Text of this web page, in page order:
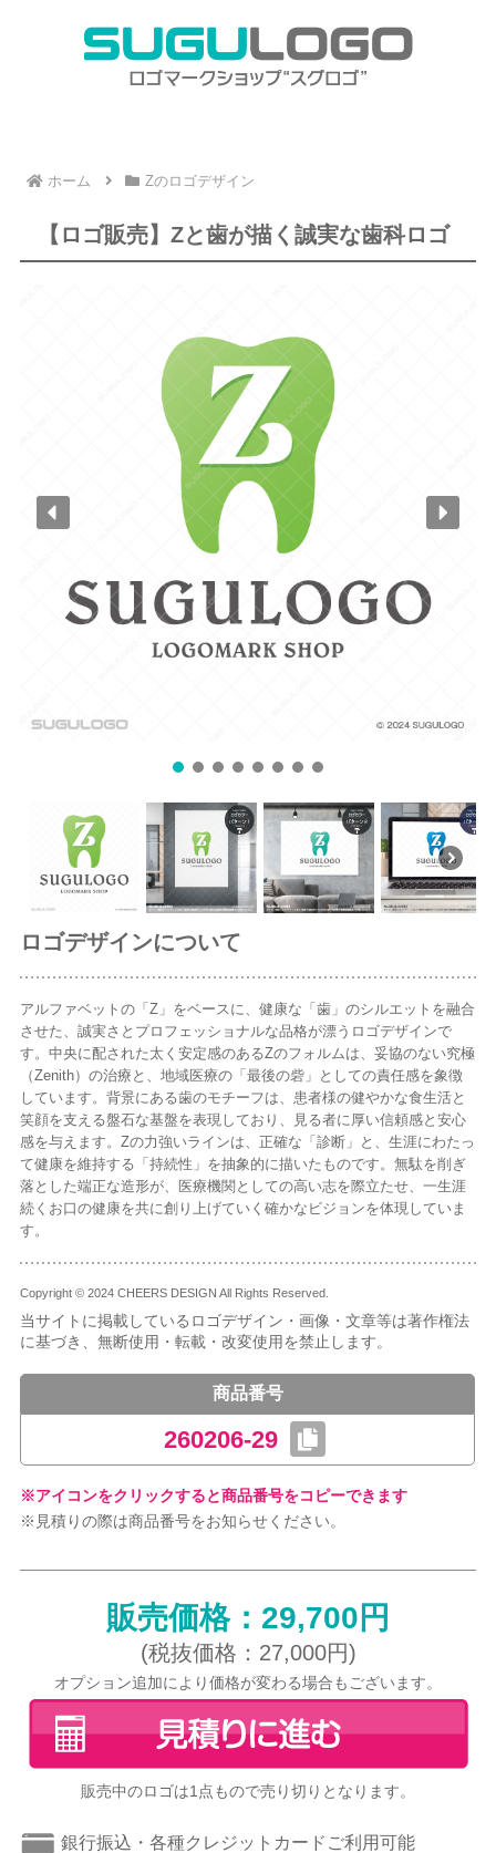
ホーム Zのロゴデザイン
【ロゴ販売】Zと歯が描く誠実な歯科ロゴ
ロゴデザインについて
アルファベットの「Z」をベースに、健康な「歯」のシルエットを融合
させた、誠実さとプロフェッショナルな品格が漂うロゴデザインで
す。中央に配された太く安定感のあるZのフォルムは、妥協のない究極
（Zenith）の治療と、地域医療の「最後の砦」としての責任感を象徴
しています。背景にある歯のモチーフは、患者様の健やかな食生活と
笑顔を支える盤石な基盤を表現しており、見る者に厚い信頼感と安心
感を与えます。Zの力強いラインは、正確な「診断」と、生涯にわたっ
て健康を維持する「持続性」を抽象的に描いたものです。無駄を削ぎ
落とした端正な造形が、医療機関としての高い志を際立たせ、一生涯
続くお口の健康を共に創り上げていく確かなビジョンを体現していま
す。
Copyright © 2024 CHEERS DESIGN All Rights Reserved.
当サイトに掲載しているロゴデザイン・画像・文章等は著作権法
に基づき、無断使用・転載・改変使用を禁止します。
商品番号
260206-29
※アイコンをクリックすると商品番号をコピーできます
※見積りの際は商品番号をお知らせください。
販売価格：29,700円
(税抜価格：27,000円)
オプション追加により価格が変わる場合もございます。
販売中のロゴは1点もので売り切りとなります。
銀行振込・各種クレジットカードご利用可能